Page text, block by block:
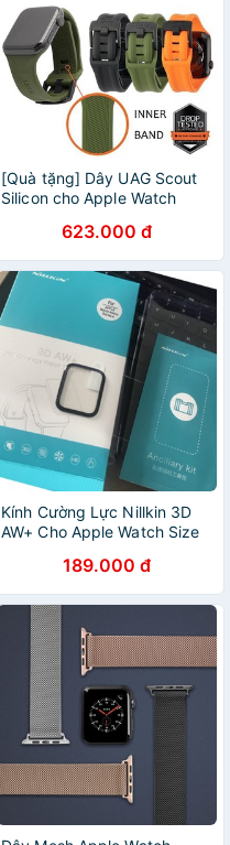
[Quà tặng] Dây UAG Scout
Silicon cho Apple Watch
phân phối NDTL)
623.000 đ
Kính Cường Lực Nillkin 3D
AW+ Cho Apple Watch Size
189.000 đ